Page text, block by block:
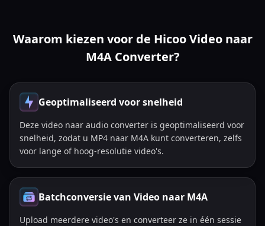
Waarom kiezen voor de Hicoo Video naar
M4A Converter?
Geoptimaliseerd voor snelheid
Deze video naar audio converter is geoptimaliseerd voor
snelheid, zodat u MP4 naar M4A kunt converteren, zelfs
voor lange of hoog-resolutie video's.
Batchconversie van Video naar M4A
Upload meerdere video's en converteer ze in één sessie